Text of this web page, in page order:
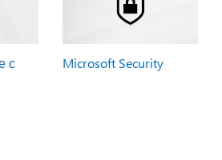
с
Microsoft Security